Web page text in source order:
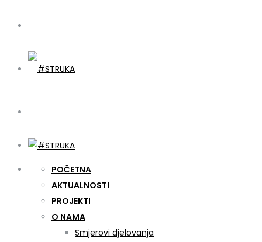
POČETNA
AKTUALNOSTI
PROJEKTI
O NAMA
Smjerovi djelovanja